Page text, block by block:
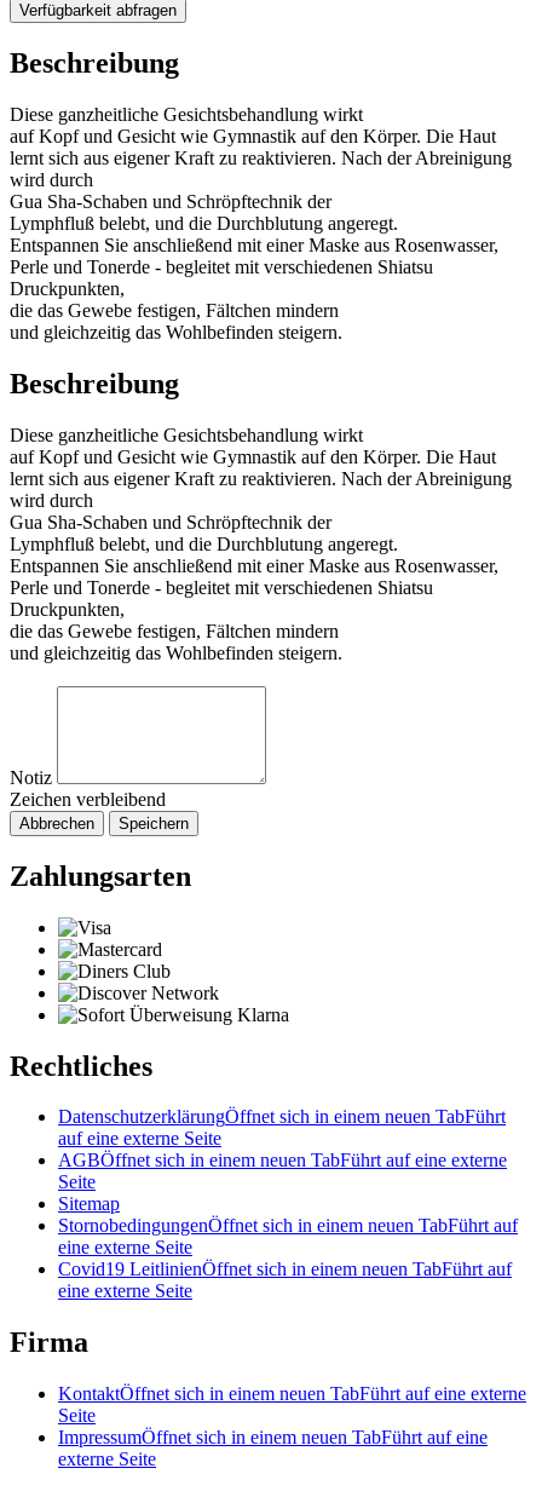
Verfügbarkeit abfragen
Beschreibung
Diese ganzheitliche Gesichtsbehandlung wirkt
auf Kopf und Gesicht wie Gymnastik auf den Körper. Die Haut
lernt sich aus eigener Kraft zu reaktivieren. Nach der Abreinigung
wird durch
Gua Sha-Schaben und Schröpftechnik der
Lymphfluß belebt, und die Durchblutung angeregt.
Entspannen Sie anschließend mit einer Maske aus Rosenwasser,
Perle und Tonerde - begleitet mit verschiedenen Shiatsu
Druckpunkten,
die das Gewebe festigen, Fältchen mindern
und gleichzeitig das Wohlbefinden steigern.
Beschreibung
Diese ganzheitliche Gesichtsbehandlung wirkt
auf Kopf und Gesicht wie Gymnastik auf den Körper. Die Haut
lernt sich aus eigener Kraft zu reaktivieren. Nach der Abreinigung
wird durch
Gua Sha-Schaben und Schröpftechnik der
Lymphfluß belebt, und die Durchblutung angeregt.
Entspannen Sie anschließend mit einer Maske aus Rosenwasser,
Perle und Tonerde - begleitet mit verschiedenen Shiatsu
Druckpunkten,
die das Gewebe festigen, Fältchen mindern
und gleichzeitig das Wohlbefinden steigern.
Notiz
Zeichen verbleibend
Abbrechen Speichern
Zahlungsarten
Rechtliches
DatenschutzerklärungÖffnet sich in einem neuen TabFührt
auf eine externe Seite
AGBÖffnet sich in einem neuen TabFührt auf eine externe
Seite
Sitemap
StornobedingungenÖffnet sich in einem neuen TabFührt auf
eine externe Seite
Covid19 LeitlinienÖffnet sich in einem neuen TabFührt auf
eine externe Seite
Firma
KontaktÖffnet sich in einem neuen TabFührt auf eine externe
Seite
ImpressumÖffnet sich in einem neuen TabFührt auf eine
externe Seite